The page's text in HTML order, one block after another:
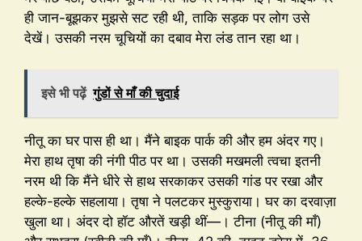
ही जान-बूझकर मुझसे सट रही थी, ताकि सड़क पर लोग उसे
देखें। उसकी नरम चूचियों का दबाव मेरा लंड तान रहा था।
इसे भी पढ़ें गुंडों से माँ की चुदाई
नीतू का घर पास ही था। मैंने बाइक पार्क की और हम अंदर गए।
मेरा हाथ तृषा की नंगी पीठ पर था। उसकी मखमली त्वचा इतनी
नरम थी कि मैंने धीरे से हाथ सरकाकर उसकी गांड पर रखा और
हल्के-हल्के सहलाया। तृषा ने पलटकर मुस्कुराया। घर का दरवाज़ा
खुला था। अंदर दो हॉट औरतें खड़ी थीं—। टीना (नीतू की माँ)